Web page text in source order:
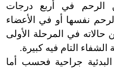
في أربع درجات
نفسها أو في الأعضاء
وتشخص 75% من حالاته في المرحلة الأولى
الشفاء التام فيه كبيرة.
البدئية جراحية فحسب أما